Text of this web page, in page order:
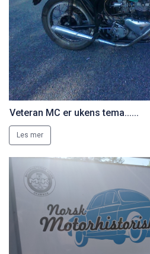
Veteran MC er ukens tema......
Les mer